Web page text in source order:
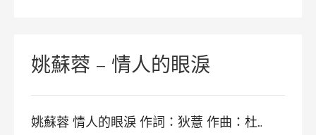
姚蘇蓉 – 情人的眼淚
姚蘇蓉 情人的眼淚 作詞：狄薏 作曲：杜…